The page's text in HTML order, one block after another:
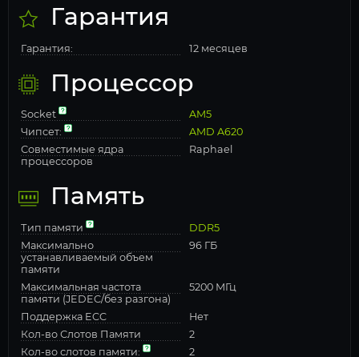
Гарантия
Гарантия: 12 месяцев
Процессор
Socket
AM5
Чипсет:
AMD A620
Совместимые ядра
процессоров
Raphael
Память
Тип памяти
DDR5
Максимально
устанавливаемый объем
памяти
96 ГБ
Максимальная частота
памяти (JEDEC/без разгона)
5200 МГц
Поддержка ECC
Нет
Кол-во Слотов Памяти
2
Кол-во слотов памяти:
2